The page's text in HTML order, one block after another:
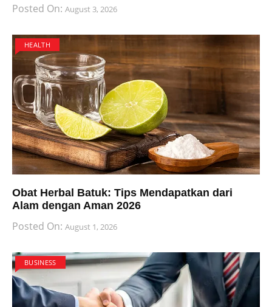
Posted On: August 3, 2026
HEALTH
Obat Herbal Batuk: Tips Mendapatkan dari
Alam dengan Aman 2026
Posted On: August 1, 2026
BUSINESS